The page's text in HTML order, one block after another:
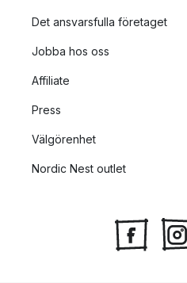
Det ansvarsfulla företaget
Jobba hos oss
Affiliate
Press
Välgörenhet
Nordic Nest outlet